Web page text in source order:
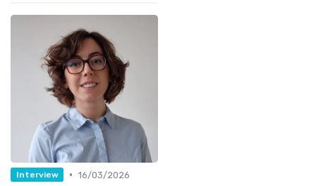
Interview • 16/03/2026